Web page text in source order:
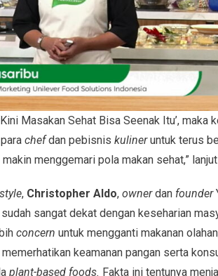
Masakan Sehat Bisa Seenak Itu’,
chefdan pebisnis kulineruntuk terus
menggemari pola makan sehat,”
, Christopher Aldo, ownerdan founder
sangat dekat dengan keseharian
concern untuk mengganti makanan
keamanan pangan serta
plant-based foods. Fakta ini tentunya